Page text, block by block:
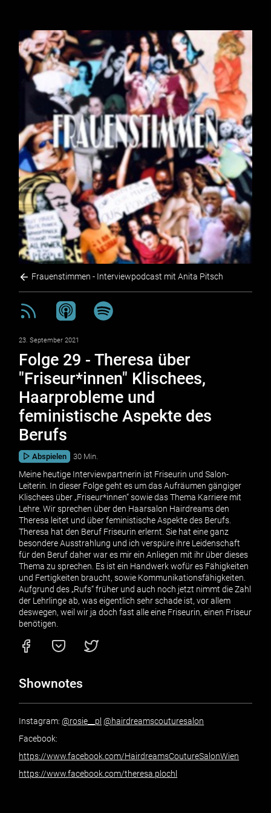
Frauenstimmen - Interviewpodcast mit Anita Pitsch
23. September 2021
Folge 29 - Theresa über
"Friseur*innen" Klischees,
Haarprobleme und
feministische Aspekte des
Berufs
Abspielen 30 Min.
Meine heutige Interviewpartnerin ist Friseurin und Salon-
Leiterin. In dieser Folge geht es um das Aufräumen gängiger
Klischees über „Friseur*innen“ sowie das Thema Karriere mit
Lehre. Wir sprechen über den Haarsalon Hairdreams den
Theresa leitet und über feministische Aspekte des Berufs.
Theresa hat den Beruf Friseurin erlernt. Sie hat eine ganz
besondere Ausstrahlung und ich verspüre ihre Leidenschaft
für den Beruf daher war es mir ein Anliegen mit ihr über dieses
Thema zu sprechen. Es ist ein Handwerk wofür es Fähigkeiten
und Fertigkeiten braucht, sowie Kommunikationsfähigkeiten.
Aufgrund des „Rufs“ früher und auch noch jetzt nimmt die Zahl
der Lehrlinge ab, was eigentlich sehr schade ist, vor allem
deswegen, weil wir ja doch fast alle eine Friseurin, einen Friseur
benötigen.
Shownotes
Instagram:@rosie__pl @hairdreamscouturesalon
Facebook:
https://www.facebook.com/HairdreamsCoutureSalonWien
https://www.facebook.com/theresa.plochl